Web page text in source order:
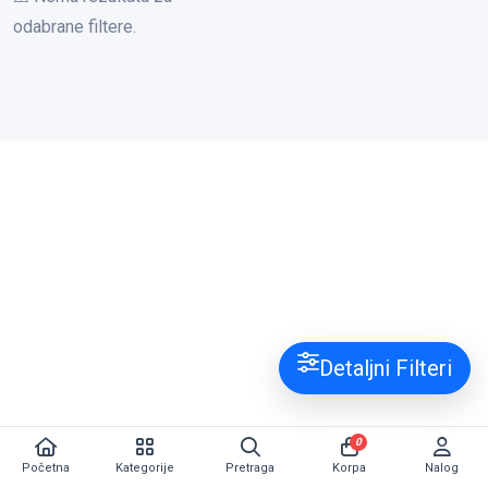
odabrane filtere.
Detaljni Filteri
Početna Kategorije Pretraga Korpa
0
Nalog